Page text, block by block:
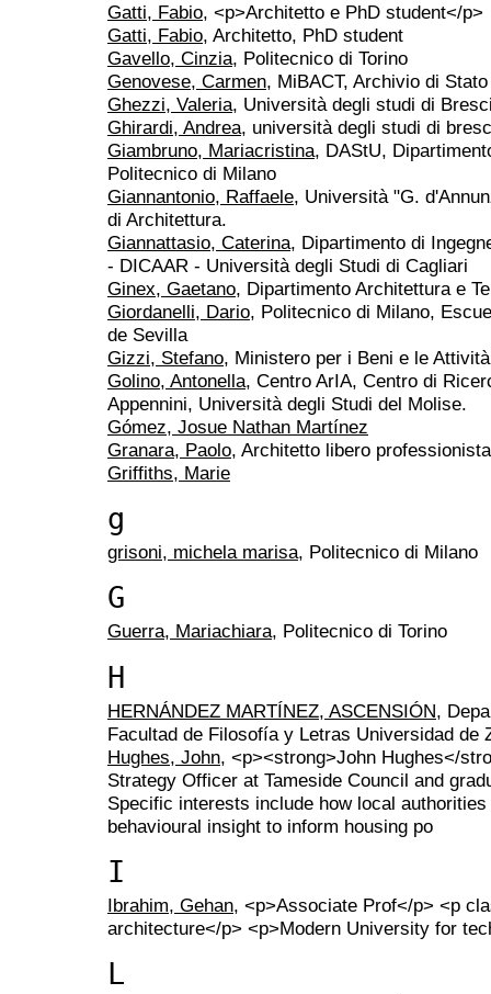
Gatti, Fabio, <p>Architetto e PhD student</p>
Gatti, Fabio, Architetto, PhD student
Gavello, Cinzia, Politecnico di Torino
Genovese, Carmen, MiBACT, Archivio di
Ghezzi, Valeria, Università degli studi di
Ghirardi, Andrea, università degli studi di
Giambruno, Mariacristina, DAStU,
Politecnico di Milano
Giannantonio, Raffaele, Università "G.
di Architettura.
Giannattasio, Caterina, Dipartimento di
- DICAAR - Università degli Studi di Cagliari
Ginex, Gaetano, Dipartimento Architettura e
Giordanelli, Dario, Politecnico di Milano,
de Sevilla
Gizzi, Stefano, Ministero per i Beni e le
Golino, Antonella, Centro ArIA, Centro di
Appennini, Università degli Studi del Molise.
Gómez, Josue Nathan Martínez
Granara, Paolo, Architetto libero professionista
Griffiths, Marie
g
grisoni, michela marisa, Politecnico di Milano
G
Guerra, Mariachiara, Politecnico di Torino
H
HERNÁNDEZ MARTÍNEZ, ASCENSIÓN,
Facultad de Filosofía y Letras Universidad de
Hughes, John, <p><strong>John Hughes</
Strategy Officer at Tameside Council and
Specific interests include how local
behavioural insight to inform housing po
I
Ibrahim, Gehan, <p>Associate Prof</p> <p
architecture</p> <p>Modern University for
L